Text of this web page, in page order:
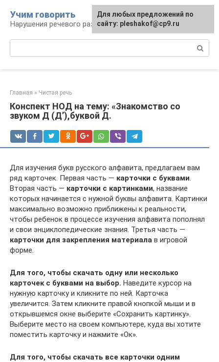
контенту
Учим говорить
Нарушения речевого развития
Главная » Чистая речь
Конспект НОД на тему: «Знакомство со
звуком Д (Д’),буквой Д.
Для изучения букв русского алфавита, предлагаем вам
ряд карточек. Первая часть — карточки с буквами.
Вторая часть — карточки с картинками, название
которых начинается с нужной буквы алфавита. Картинки
максимально возможно приближены к реальности,
чтобы ребенок в процессе изучения алфавита пополнял
и свои энциклопедические знания. Третья часть —
карточки для закрепления материала в игровой
форме.
Для того, чтобы скачать одну или несколько
карточек с буквами на выбор. Наведите курсор на
нужную карточку и кликните по ней. Карточка
увеличится. Затем кликните правой кнопкой мыши и в
открывшемся окне выберите «Сохранить картинку».
Выберите место на своем компьютере, куда вы хотите
поместить карточку и нажмите «Ок».
Для того, чтобы скачать все карточки одним
Для любых предложений по
сайту: pleshakof@cp9.ru